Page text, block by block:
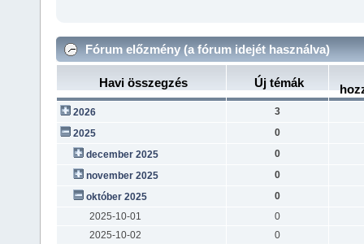
Fórum előzmény (a fórum idejét használva)
Havi összegzés Új témák
2026
3
2025
0
december 2025
0
november 2025
0
október 2025
0
2025-10-01
0
2025-10-02
0